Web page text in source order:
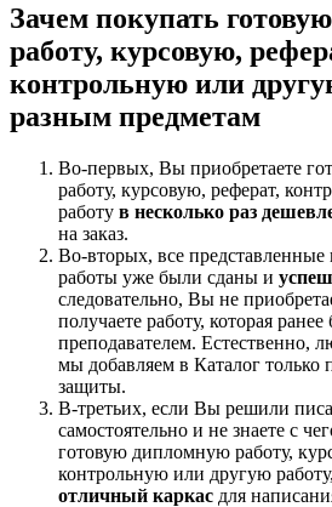
Зачем покупать
работу, курсовую,
контрольную или
разным предметам
Во-первых, Вы приобретаете
работу, курсовую, реферат,
работу в несколько раз
на заказ.
Во-вторых, все
работы уже были сданы и
следовательно, Вы не
получаете работу, которая
преподавателем. Естественно,
мы добавляем в Каталог только
защиты.
В-третьих, если Вы решили
самостоятельно и не знаете с
готовую дипломную работу,
контрольную или другую
отличный каркас для